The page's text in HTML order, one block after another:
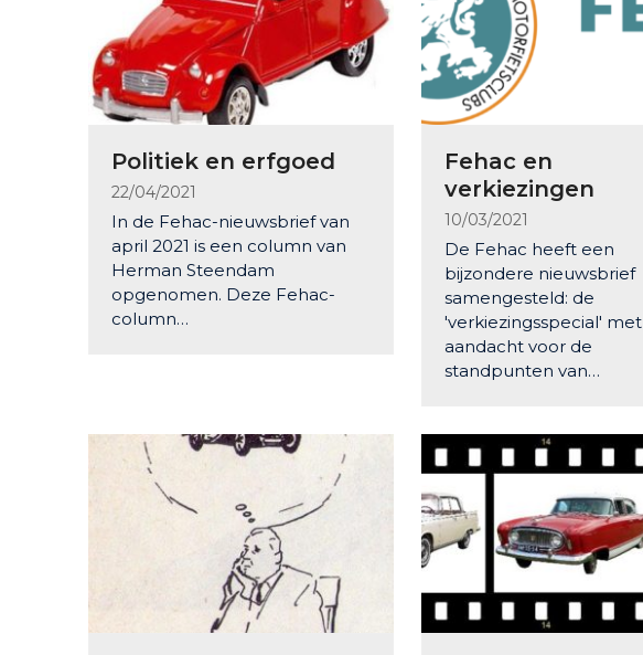
Politiek en erfgoed
22/04/2021
In de Fehac-nieuwsbrief van
april 2021 is een column van
Herman Steendam
opgenomen. Deze Fehac-
column…
Fehac en
verkiezingen
10/03/2021
De Fehac heeft een
bijzondere nieuwsbrief
samengesteld: de
'verkiezingsspecial' met
aandacht voor de
standpunten van…